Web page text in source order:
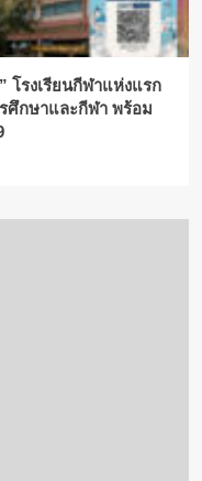
โรงเรียนกีฬาแห่งแรก
ศึกษาและกีฬา พร้อม